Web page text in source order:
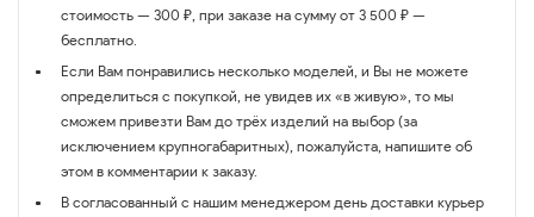
стоимость — 300 ₽, при заказе на сумму от 3 500 ₽ —
бесплатно.
Если Вам понравились несколько моделей, и Вы не можете
определиться с покупкой, не увидев их «в живую», то мы
сможем привезти Вам до трёх изделий на выбор (за
исключением крупногабаритных), пожалуйста, напишите об
этом в комментарии к заказу.
В согласованный с нашим менеджером день доставки курьер